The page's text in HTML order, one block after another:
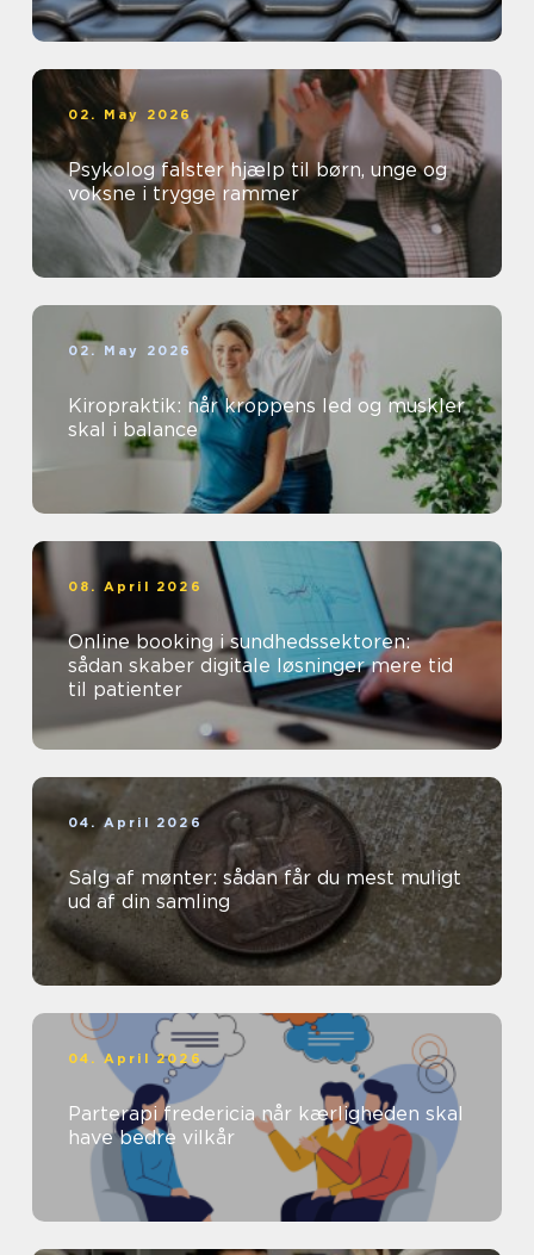
02. May 2026
Psykolog falster hjælp til børn, unge og
voksne i trygge rammer
02. May 2026
Kiropraktik: når kroppens led og muskler
skal i balance
08. April 2026
Online booking i sundhedssektoren:
sådan skaber digitale løsninger mere tid
til patienter
04. April 2026
Salg af mønter: sådan får du mest muligt
ud af din samling
04. April 2026
Parterapi fredericia når kærligheden skal
have bedre vilkår